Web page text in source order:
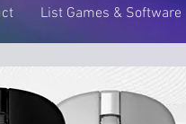
List Games & Software